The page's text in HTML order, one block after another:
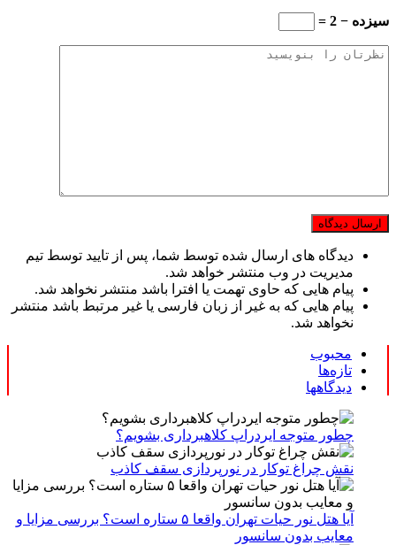
سیزده − 2 =
دیدگاه های ارسال شده توسط شما، پس از تایید توسط تیم
مدیریت در وب منتشر خواهد شد.
پیام هایی که حاوی تهمت یا افترا باشد منتشر نخواهد شد.
پیام هایی که به غیر از زبان فارسی یا غیر مرتبط باشد منتشر
نخواهد شد.
محبوب
تازه‌ها
دیدگاهها
چطور متوجه ایردراپ کلاهبرداری بشویم؟
نقش چراغ توکار در نورپردازی سقف کاذب
آیا هتل نور حیات تهران واقعا ۵ ستاره است؟ بررسی مزایا و
معایب بدون سانسور